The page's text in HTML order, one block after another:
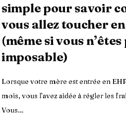
simple pour savoir
vous allez toucher
(même si vous n’êtes
imposable)
Lorsque votre mère est entrée en
mois, vous l’avez aidée à régler les
Vous…